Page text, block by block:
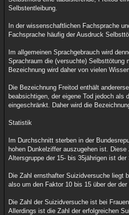
Selbstentleibung.
In der wissenschaftlichen Fachsprache
Fachsprache häufig der Ausdruck
Im allgemeinen Sprachgebrauch wird
Sprachraum die (versuchte) Selbsttötung
Bezeichnung wird daher von vielen
Die Bezeichnung Freitod enthält
beabsichtigen, der eigene Tod jedoch
eingeschränkt. Daher wird die
Statistik
Im Durchschnitt sterben in der
hohen Dunkelziffer auszugehen ist.
Altersgruppe der 15- bis 35jährigen ist
Die Zahl ernsthafter Suizidversuche liegt
also um den Faktor 10 bis 15 über der
Die Zahl der Suizidversuche ist bei
Allerdings ist die Zahl der erfolgreichen